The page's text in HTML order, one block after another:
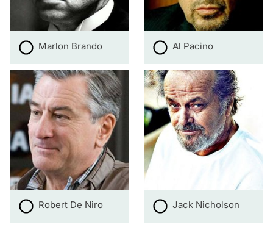
Marlon Brando Al Pacino
Robert De Niro Jack Nicholson